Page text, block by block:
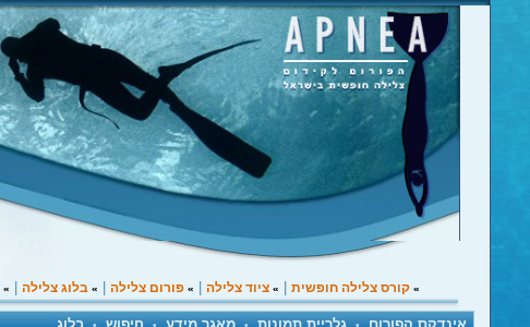
» קורס צלילה חופשית |
» ציוד צלילה |
» פורום צלילה |
» בלוג צלילה |
»